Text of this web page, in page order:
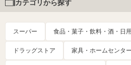
カテゴリから探す
スーパー 食品・菓子・飲料・酒・日
ドラッグストア 家具・ホームセンター